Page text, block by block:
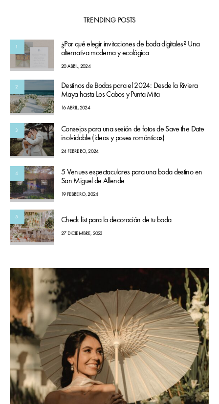
TRENDING POSTS
1
¿Por qué elegir invitaciones de boda digitales? Una
alternativa moderna y ecológica
20 ABRIL, 2024
2
Destinos de Bodas para el 2024: Desde la Riviera
Maya hasta Los Cabos y Punta Mita
16 ABRIL, 2024
3
Consejos para una sesión de fotos de Save the Date
inolvidable (ideas y poses románticas)
24 FEBRERO, 2024
4
5 Venues espectaculares para una boda destino en
San Miguel de Allende
19 FEBRERO, 2024
5 Check list para la decoración de tu boda
27 DICIEMBRE, 2023